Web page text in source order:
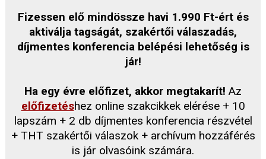
Fizessen elő mindössze havi 1.990 Ft-ért és
aktiválja tagságát, szakértői válaszadás,
díjmentes konferencia belépési lehetőség is
jár!
Ha egy évre előfizet, akkor megtakarít! Az
előfizetéshez online szakcikkek elérése + 10
lapszám + 2 db díjmentes konferencia részvétel
+ THT szakértői válaszok + archívum hozzáférés
is jár olvasóink számára.